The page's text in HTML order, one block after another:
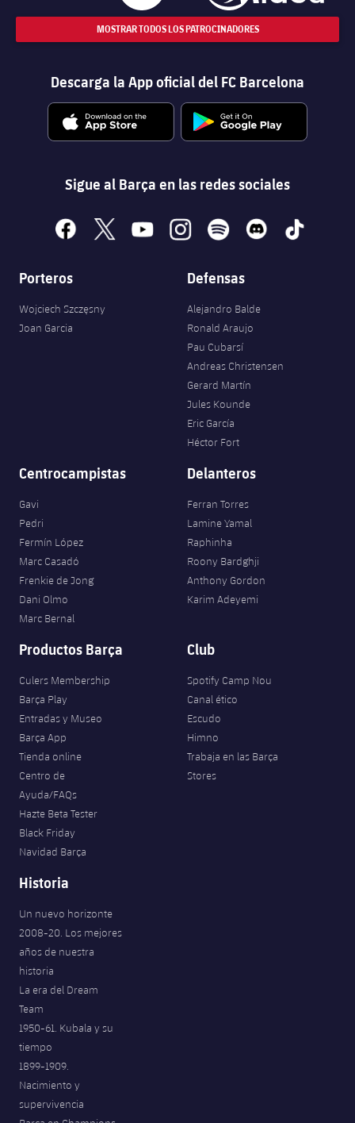
MOSTRAR TODOS LOS PATROCINADORES
Descarga la App oficial del FC Barcelona
Sigue al Barça en las redes sociales
facebook
x youtubeinstagramspotify discord tiktok
Porteros
Wojciech Szczęsny
Joan Garcia
Defensas
Alejandro Balde
Ronald Araujo
Pau Cubarsí
Andreas Christensen
Gerard Martín
Jules Kounde
Eric García
Héctor Fort
Centrocampistas
Gavi
Pedri
Fermín López
Marc Casadó
Frenkie de Jong
Dani Olmo
Marc Bernal
Delanteros
Ferran Torres
Lamine Yamal
Raphinha
Roony Bardghji
Anthony Gordon
Karim Adeyemi
Productos Barça
Culers Membership
Barça Play
Entradas y Museo
Barça App
Tienda online
Centro de
Ayuda/FAQs
Hazte Beta Tester
Black Friday
Navidad Barça
Club
Spotify Camp Nou
Canal ético
Escudo
Himno
Trabaja en las Barça
Stores
Historia
Un nuevo horizonte
2008-20. Los mejores
años de nuestra
historia
La era del Dream
Team
1950-61. Kubala y su
tiempo
1899-1909.
Nacimiento y
supervivencia